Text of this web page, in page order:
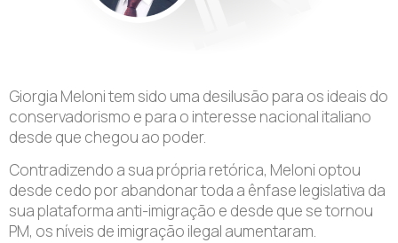
Giorgia Meloni tem sido uma desilusão para os ideais do
conservadorismo e para o interesse nacional italiano
desde que chegou ao poder.
Contradizendo a sua própria retórica, Meloni optou
desde cedo por abandonar toda a ênfase legislativa da
sua plataforma anti-imigração e desde que se tornou
PM, os níveis de imigração ilegal aumentaram.